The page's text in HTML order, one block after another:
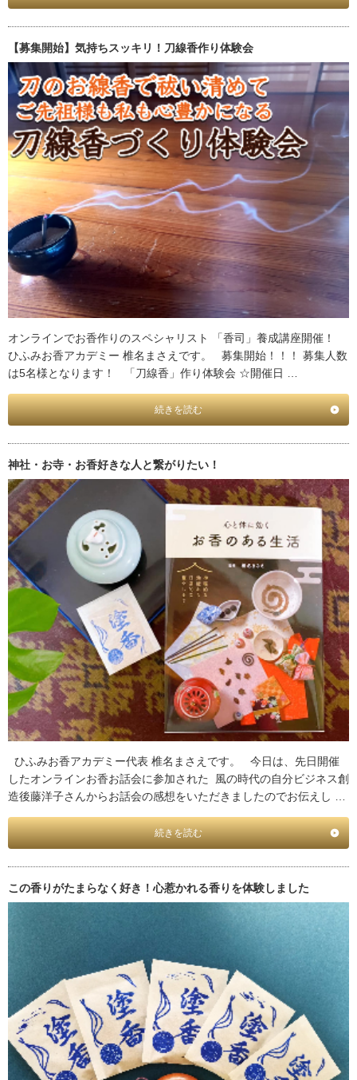
【募集開始】気持ちスッキリ！刀線香作り体験会
オンラインでお香作りのスペシャリスト 「香司」養成講座開催！
ひふみお香アカデミー 椎名まさえです。 募集開始！！！ 募集人数
は5名様となります！ 「刀線香」作り体験会 ☆開催日 …
続きを読む
神社・お寺・お香好きな人と繋がりたい！
ひふみお香アカデミー代表 椎名まさえです。 今日は、先日開催
したオンラインお香お話会に参加された 風の時代の自分ビジネス創
造後藤洋子さんからお話会の感想をいただきましたのでお伝えし …
続きを読む
この香りがたまらなく好き！心惹かれる香りを体験しました